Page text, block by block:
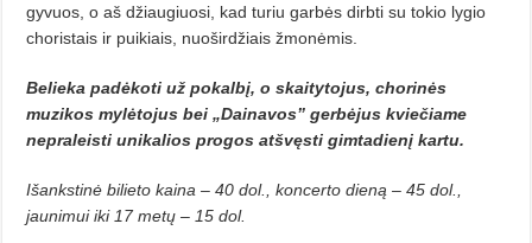
gyvuos, o aš džiaugiuosi, kad turiu garbės dirbti su tokio lygio
choristais ir puikiais, nuoširdžiais žmonėmis.
Belieka padėkoti už pokalbį, o skaitytojus, chorinės
muzikos my­lėtojus bei „Dainavos” gerbėjus kvie­čiame
nepraleisti unikalios progos atšvęsti gimtadienį kartu.
Išankstinė bilieto kaina – 40 dol., koncerto dieną – 45 dol.,
jaunimui iki 17 metų – 15 dol.